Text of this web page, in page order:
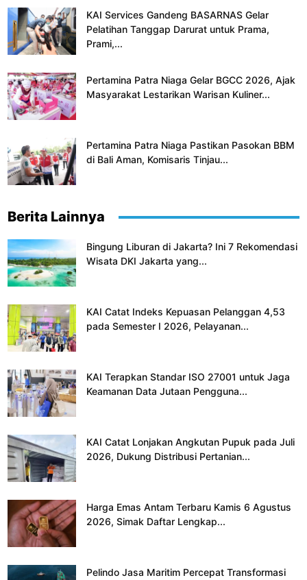
KAI Services Gandeng BASARNAS Gelar
Pelatihan Tanggap Darurat untuk Prama,
Prami,...
Pertamina Patra Niaga Gelar BGCC 2026, Ajak
Masyarakat Lestarikan Warisan Kuliner...
Pertamina Patra Niaga Pastikan Pasokan BBM
di Bali Aman, Komisaris Tinjau...
Berita Lainnya
Bingung Liburan di Jakarta? Ini 7 Rekomendasi
Wisata DKI Jakarta yang...
KAI Catat Indeks Kepuasan Pelanggan 4,53
pada Semester I 2026, Pelayanan...
KAI Terapkan Standar ISO 27001 untuk Jaga
Keamanan Data Jutaan Pengguna...
KAI Catat Lonjakan Angkutan Pupuk pada Juli
2026, Dukung Distribusi Pertanian...
Harga Emas Antam Terbaru Kamis 6 Agustus
2026, Simak Daftar Lengkap...
Pelindo Jasa Maritim Percepat Transformasi